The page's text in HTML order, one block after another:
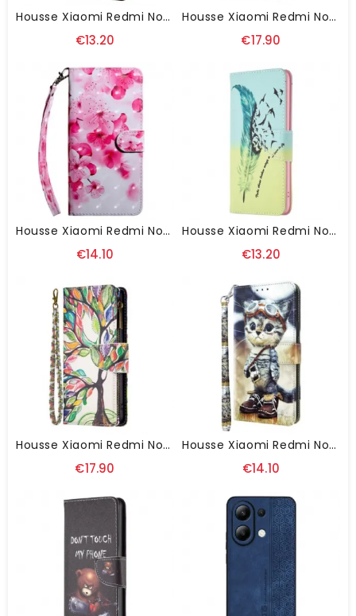
Housse Xiaomi Redmi Note 13 4G Fleur Rose
€13.20
Housse Xiaomi Redmi Note 13 4G Portefeuille Lotus
€17.90
Housse Xiaomi Redmi Note 13 4G Fleurs Rouges À Lanière
€14.10
Housse Xiaomi Redmi Note 13 4G Plume Et Oiseaux
€13.20
Housse Xiaomi Redmi Note 13 4G Portefeuille Arbre De Vie
€17.90
Housse Xiaomi Redmi Note 13 4G Chat Aviateur À Lanière
€14.10